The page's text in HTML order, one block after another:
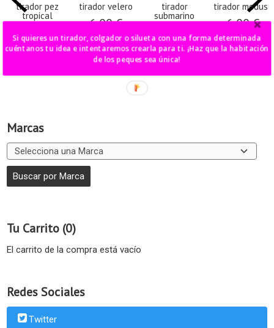
Marcas
Tu Carrito (0)
El carrito de la compra está vacío
Redes Sociales
Twitter
tirador pez
tropical
6,00 €
tirador velero
6,00 €
tirador
submarino
6,00 €
tirador medusa
6,00 €
Si quieres un tirador, colgador o silueta con una forma determinada
cuéntanos tu idea e intentaremos crearla para ti. ¡Haz que la habitación
de los peques sea única!